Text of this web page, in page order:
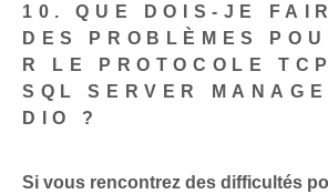
10. QUE DOIS-JE
DES PROBLÈMES
R LE PROTOCOLE
SQL SERVER
DIO ?
Si vous rencontrez des difficultés